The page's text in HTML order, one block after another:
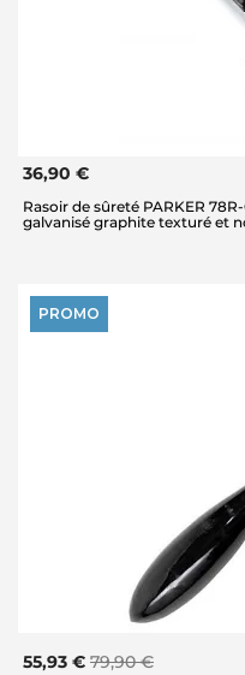
36,90 €
Rasoir de sûreté PARKER
galvanisé graphite texturé et
PROMO
55,93 € 79,90 €